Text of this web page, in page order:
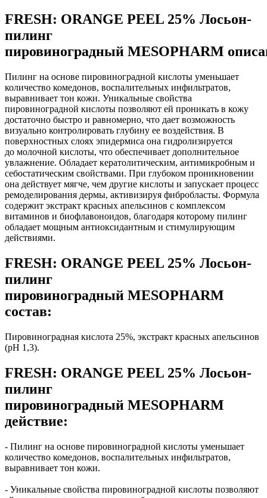
FRESH: ORANGE PEEL 25% Лосьон-
пилинг
пировиноградный MESOPHARM
Пилинг на основе пировиноградной кислоты уменьшает
количество комедонов, воспалительных инфильтратов,
выравнивает тон кожи. Уникальные свойства
пировиноградной кислоты позволяют ей проникать в кожу
достаточно быстро и равномерно, что дает возможность
визуально контролировать глубину ее воздействия. В
поверхностных слоях эпидермиса она гидролизируется
до молочной кислоты, что обеспечивает дополнительное
увлажнение. Обладает кератолитическим, антимикробным и
себостатическим свойствами. При глубоком проникновении
она действует мягче, чем другие кислоты и запускает процесс
ремоделирования дермы, активизируя фибробласты. Формула
содержит экстракт красных апельсинов с комплексом
витаминов и биофлавоноидов, благодаря которому пилинг
обладает мощным антиоксидантным и стимулирующим
действиями.
FRESH: ORANGE PEEL 25% Лосьон-
пилинг
пировиноградный MESOPHARM
состав:
Пировиноградная кислота 25%, экстракт красных апельсинов
(рН 1,3).
FRESH: ORANGE PEEL 25% Лосьон-
пилинг
пировиноградный MESOPHARM
действие:
- Пилинг на основе пировиноградной кислоты уменьшает
количество комедонов, воспалительных инфильтратов,
выравнивает тон кожи.
- Уникальные свойства пировиноградной кислоты позволяют